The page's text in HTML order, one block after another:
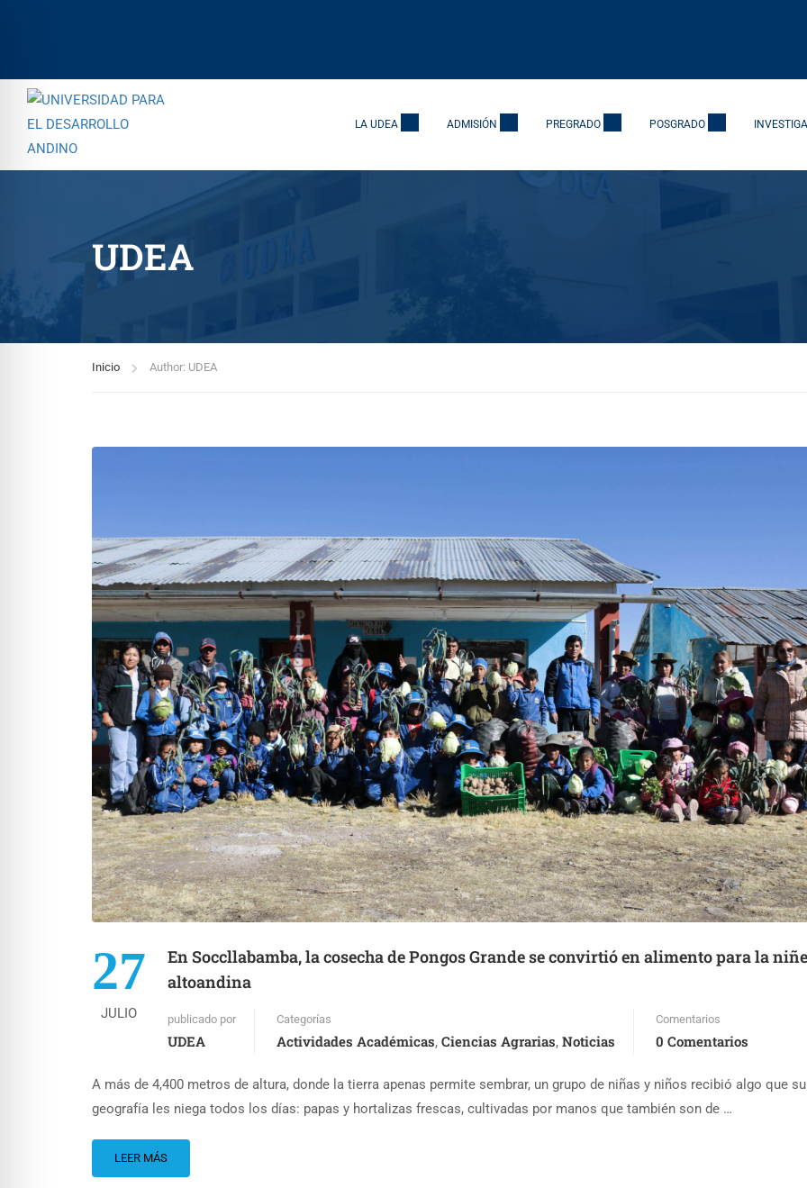
LA UDEA ADMISIÓN PREGRADO POSGRADO
UDEA
Inicio Author: UDEA
27
JULIO
En Soccllabamba, la cosecha de Pongos Grande se convirtió en alimento para la
altoandina
publicado por
UDEA
Categorías
Actividades Académicas, Ciencias Agrarias, Noticias
Comentarios
0 Comentarios
A más de 4,400 metros de altura, donde la tierra apenas permite sembrar, un grupo de niñas y niños recibió algo que su
geografía les niega todos los días: papas y hortalizas frescas, cultivadas por manos que también son de …
LEER MÁS